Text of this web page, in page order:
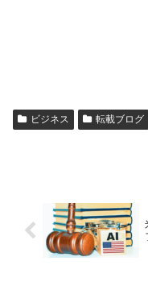
ビジネス 転載ブログ